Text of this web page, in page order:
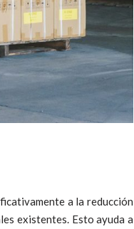
a la reducción
existentes. Esto ayuda a